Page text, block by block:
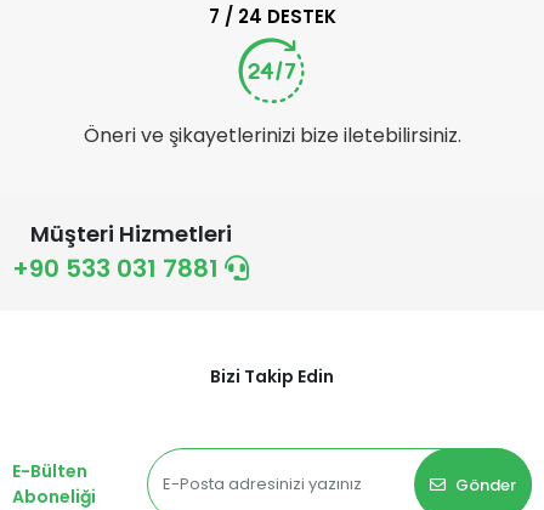
7 / 24 DESTEK
Öneri ve şikayetlerinizi bize iletebilirsiniz.
Müşteri Hizmetleri
+90 533 031 7881
Bizi Takip Edin
E-Bülten
Aboneliği
Gönder